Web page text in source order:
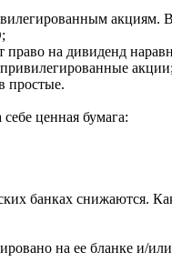
акциям.
на дивиденд
акции;
простые.
ценная бумага:
банках снижаются.
на ее бланке и/